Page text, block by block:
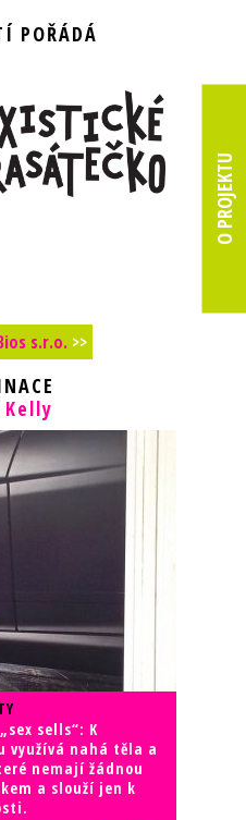
POŘÁDÁ
s.r.o. >>
O PROJEKTU
sells“: K
využívá nahá těla a
nemají žádnou
a slouží jen k